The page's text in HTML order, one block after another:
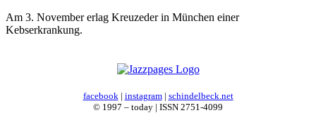
Am 3. November erlag Kreuzeder in München einer
Kebserkrankung.
facebook | instagram| schindelbeck.net
© 1997 – today | ISSN 2751-4099